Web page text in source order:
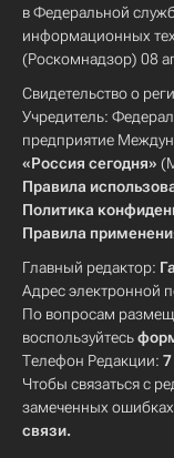
в Федеральной
информационных
(Роскомнадзор) 08
Свидетельство о
Учредитель:
предприятие
«Россия сегодня»
Правила
Политика
Правила
Главный редактор:
Адрес электронной
По вопросам
воспользуйтесь
Телефон Редакции:
Чтобы связаться с
замеченных
связи.